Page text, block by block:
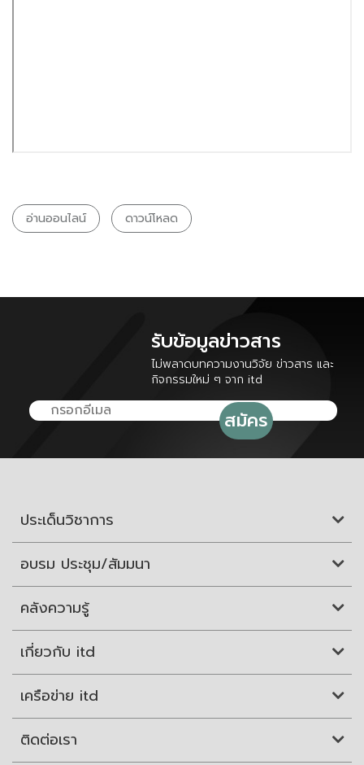
อ่านออนไลน์ ดาวน์โหลด
รับข้อมูลข่าวสาร
ไม่พลาดบทความงานวิจัย ข่าวสาร และ
กิจกรรมใหม่ ๆ จาก itd
ประเด็นวิชาการ
อบรม ประชุม/สัมมนา
คลังความรู้
เกี่ยวกับ itd
เครือข่าย itd
ติดต่อเรา